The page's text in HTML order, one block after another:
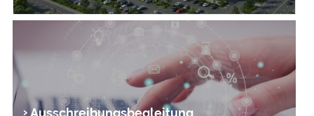
Ausschreibungs­begleitung